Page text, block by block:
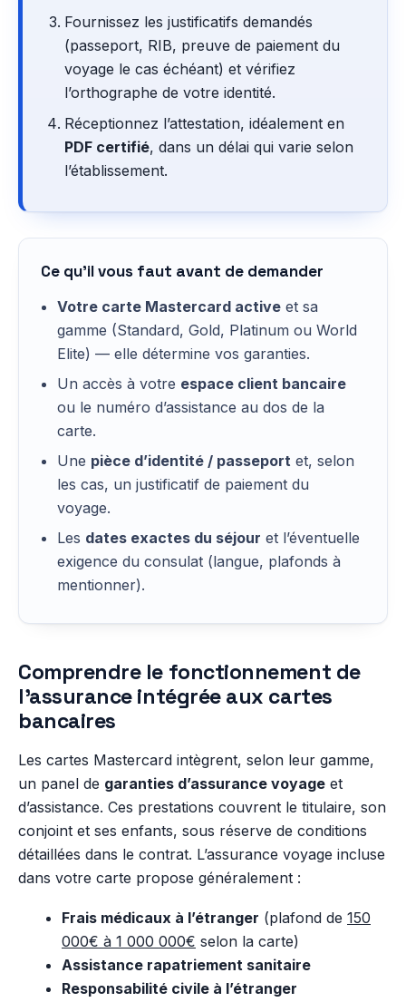
Fournissez les justificatifs demandés
(passeport, RIB, preuve de paiement du
voyage le cas échéant) et vérifiez
l’orthographe de votre identité.
Réceptionnez l’attestation, idéalement en
PDF certifié, dans un délai qui varie selon
l’établissement.
Ce qu’il vous faut avant de demander
Votre carte Mastercard active et sa
gamme (Standard, Gold, Platinum ou World
Elite) — elle détermine vos garanties.
Un accès à votre espace client bancaire
ou le numéro d’assistance au dos de la
carte.
Une pièce d’identité / passeport et, selon
les cas, un justificatif de paiement du
voyage.
Les dates exactes du séjour et l’éventuelle
exigence du consulat (langue, plafonds à
mentionner).
Comprendre le fonctionnement de
l’assurance intégrée aux cartes
bancaires
Les cartes Mastercard intègrent, selon leur gamme,
un panel de garanties d’assurance voyage et
d’assistance. Ces prestations couvrent le titulaire, son
conjoint et ses enfants, sous réserve de conditions
détaillées dans le contrat. L’assurance voyage incluse
dans votre carte propose généralement :
Frais médicaux à l’étranger (plafond de 150
000€ à 1 000 000€ selon la carte)
Assistance rapatriement sanitaire
Responsabilité civile à l’étranger